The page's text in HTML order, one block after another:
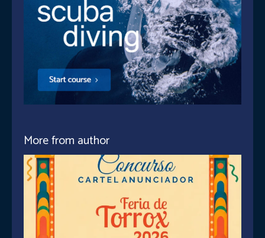
More from author